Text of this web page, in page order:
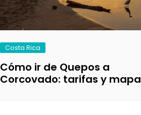
Costa Rica
Cómo ir de Quepos a
Corcovado: tarifas y mapa